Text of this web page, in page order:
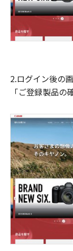
2.ログイン後の
「ご登録製品の